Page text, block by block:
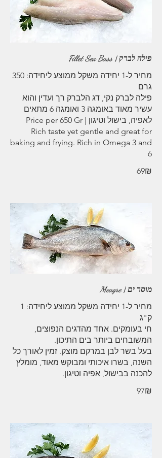
פילה לברק | Fillet Sea Bass
מחיר ל-1 יחידה משקל ממוצע ליחידה: 350
פילה לברק נקי, דג הלברק רך ועדין והוא
עשיר מאוד באומגה 3 ואומגה 6 מתאים
לאפיה, בישול וטיגון | Price per 650 Gr
Rich taste yet gentle and great for
baking and frying. Rich in Omega 3 and
6
‏69 ‏₪
מוסר ים | Meagre
מחיר ל-1 יחידה משקל ממוצע ליחידה: 1
חי בעומקים. אחד מהדגים הנפוצים,
בעל בשר לבן במרקם מוצק. זמין לאורך כל
השנה, בשרו איכותי ומבוקש מאוד, מומלץ
להכנה בבישול, אפיה וטיגון.
‏97 ‏₪